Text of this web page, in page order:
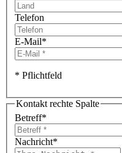
Telefon
E-Mail*
* Pflichtfeld
Kontakt rechte Spalte
Betreff*
Nachricht*